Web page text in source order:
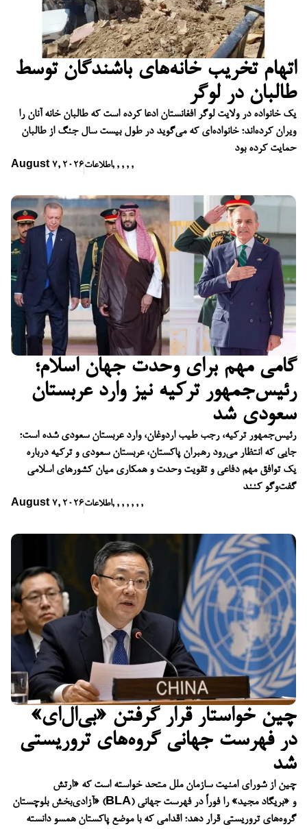
اتهام تخریب خانه‌های باشندگان توسط
طالبان در لوگر
یک خانواده در ولایت لوگر افغانستان ادعا کرده است که طالبان خانه آنان را
ویران کرده‌اند؛ خانواده‌ای که می‌گوید در طول بیست سال جنگ از طالبان
حمایت کرده بود
August 7, 2026اطلاعات, , , , ,
گامی مهم برای وحدت جهان اسلام؛
رئیس‌جمهور ترکیه نیز وارد عربستان
سعودی شد
رئیس‌جمهور ترکیه، رجب طیب اردوغان، وارد عربستان سعودی شده است؛
جایی که انتظار می‌رود رهبران پاکستان، عربستان سعودی و ترکیه درباره
یک توافق مهم دفاعی و تقویت وحدت و همکاری میان کشورهای اسلامی
گفت‌وگو کنند
August 7, 2026اطلاعات, , , , , , ,
چین خواستار قرار گرفتن «بی‌ال‌ای»
در فهرست جهانی گروه‌های تروریستی
شد
چین از شورای امنیت سازمان ملل متحد خواسته است که «ارتش
آزادی‌بخش بلوچستان» (BLA) و «بریگاد مجید» را فوراً در فهرست جهانی
گروه‌های تروریستی قرار دهد؛ اقدامی که با موضع پاکستان همسو دانسته